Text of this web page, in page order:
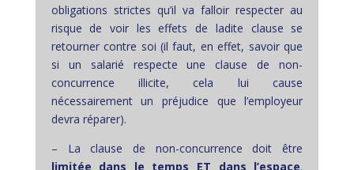
obligations strictes qu’il va falloir respecter au
risque de voir les effets de ladite clause se
retourner contre soi (il faut, en effet, savoir que
si un salarié respecte une clause de non-
concurrence illicite, cela lui cause
nécessairement un préjudice que l’employeur
devra réparer).
– La clause de non-concurrence doit être
limitée dans le temps ET dans l’espace.